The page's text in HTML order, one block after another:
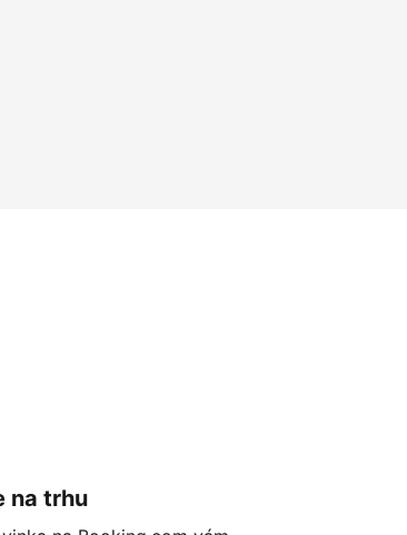
na trhu